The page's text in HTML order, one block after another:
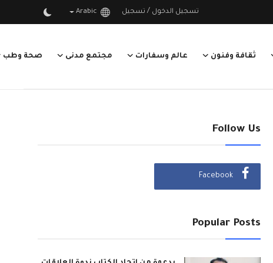
تسجيل الدخول / تسجيل Arabic
ثقافة وفنون عالم وسفارات مجتمع مدنى
صحة وطب
Follow Us
Facebook
Popular Posts